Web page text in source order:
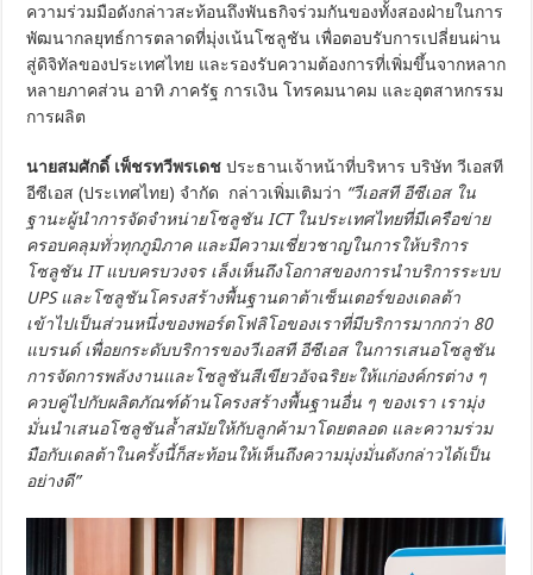
ความร่วมมือดังกล่าวสะท้อนถึงพันธกิจร่วมกันของทั้งสองฝ่ายในการ
พัฒนากลยุทธ์การตลาดที่มุ่งเน้นโซลูชัน เพื่อตอบรับการเปลี่ยนผ่าน
สู่ดิจิทัลของประเทศไทย และรองรับความต้องการที่เพิ่มขึ้นจากหลาก
หลายภาคส่วน อาทิ ภาครัฐ การเงิน โทรคมนาคม และอุตสาหกรรม
การผลิต
นายสมศักดิ์ เพ็ชรทวีพรเดช ประธานเจ้าหน้าที่บริหาร บริษัท วีเอสที
อีซีเอส (ประเทศไทย) จำกัด กล่าวเพิ่มเติมว่า “วีเอสที อีซีเอส ใน
ฐานะผู้นำการจัดจำหน่ายโซลูชัน ICT ในประเทศไทยที่มีเครือข่าย
ครอบคลุมทั่วทุกภูมิภาค และมีความเชี่ยวชาญในการให้บริการ
โซลูชัน IT แบบครบวงจร เล็งเห็นถึงโอกาสของการนำบริการระบบ
UPS และโซลูชันโครงสร้างพื้นฐานดาต้าเซ็นเตอร์ของเดลต้า
เข้าไปเป็นส่วนหนึ่งของพอร์ตโฟลิโอของเราที่มีบริการมากกว่า 80
แบรนด์ เพื่อยกระดับบริการของวีเอสที อีซีเอส ในการเสนอโซลูชัน
การจัดการพลังงานและโซลูชันสีเขียวอัจฉริยะให้แก่องค์กรต่าง ๆ
ควบคู่ไปกับผลิตภัณฑ์ด้านโครงสร้างพื้นฐานอื่น ๆ ของเรา เรามุ่ง
มั่นนำเสนอโซลูชันล้ำสมัยให้กับลูกค้ามาโดยตลอด และความร่วม
มือกับเดลต้าในครั้งนี้ก็สะท้อนให้เห็นถึงความมุ่งมั่นดังกล่าวได้เป็น
อย่างดี”